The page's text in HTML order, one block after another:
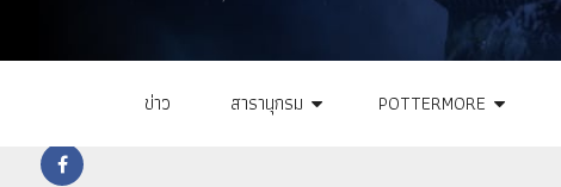
ข่าว สารานุกรม POTTERMORE